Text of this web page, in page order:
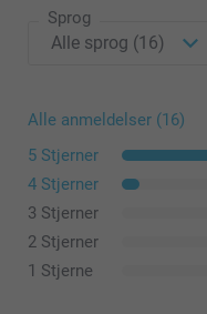
Sprog
Alle anmeldelser (16)
5 Stjerner
4 Stjerner
3 Stjerner
2 Stjerner
1 Stjerne